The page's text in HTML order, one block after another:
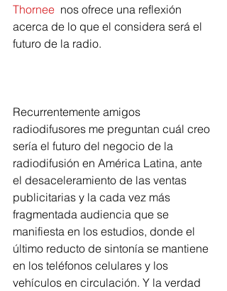
Thornee nos ofrece una reflexión
acerca de lo que el considera será el
futuro de la radio.
Recurrentemente amigos
radiodifusores me preguntan cuál creo
sería el futuro del negocio de la
radiodifusión en América Latina, ante
el desaceleramiento de las ventas
publicitarias y la cada vez más
fragmentada audiencia que se
manifiesta en los estudios, donde el
último reducto de sintonía se mantiene
en los teléfonos celulares y los
vehículos en circulación. Y la verdad